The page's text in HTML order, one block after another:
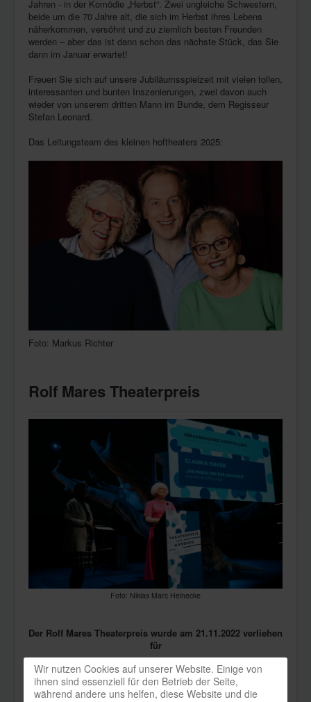
Jahren - in der Komödie „Herbst“. Zwei ungleiche Schwestern,
beide um die 70 Jahre alt, die sich im Herbst ihres Lebens
näherkommen, versöhnt und zu ziemlich besten Freunden
werden – aber das ist dann schon das nächste Stück, das Sie
dann im Januar erwartet!
Freuen Sie sich auf unsere Jubiläumsspielzeit mit vielen tollen,
interessanten und bunten Inszenierungen, zwei davon auch
wieder von unserem dritten Mann im Bunde, dem Regisseur
Stefan Leonard.
Das Leitungsteam des kleinen hoftheaters 2025:
Foto: Markus Richter
Rolf Mares Theaterpreis
Foto: Niklas Marc Heinecke
Der Rolf Mares Theaterpreis wurde am 21.11.2022 verliehen
für
Herausragende Darstellung
an
Wir nutzen Cookies auf unserer Website. Einige von
ihnen sind essenziell für den Betrieb der Seite,
während andere uns helfen, diese Website und die